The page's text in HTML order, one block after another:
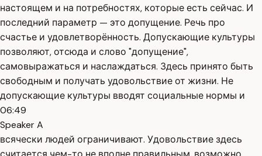
настоящем и на потребностях, которые есть сейчас. И
последний параметр — это допущение. Речь про
счастье и удовлетворённость. Допускающие культуры
позволяют, отсюда и слово "допущение",
самовыражаться и наслаждаться. Здесь принято быть
свободным и получать удовольствие от жизни. Не
допускающие культуры вводят социальные нормы и
06:49
Speaker A
всячески людей ограничивают. Удовольствие здесь